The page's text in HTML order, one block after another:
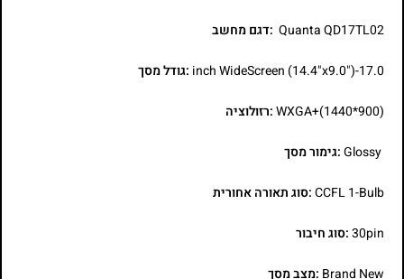
Quanta QD17TL02 :דגם מחשב
17.0-inch WideScreen (14.4"x9.0") :גודל מסך
WXGA+(1440*900):רזולוציה
Glossy:גימור מסך
CCFL 1-Bulb:סוג תאורה אחורית
30pin:סוג חיבור
Brand New :מצב מסך